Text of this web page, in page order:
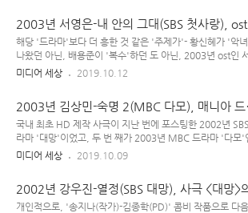
돼? 얼마 줄까~" / '줘도 안받아, 짜샤~' 드라마 과 뗄래야
없는 ost인 이현섭의 ~ "난 안되겠니?" 1초 전주 후 '다이렉
들이미는 첫소절'부터 강렬하다. 첫가사가 저래서 제목이
했었는데, 그 노래는 또 따로 있다. ost 중 조은의 는 "살~아
2003년 서영은-내 안의 그대(SBS 첫사랑),
왕의 2003년 투탑곡들
해당 '드라마'보다 더 흥한 것 같은 '주제가'- 황신혜가 '악
나왔던 아닌, 배용준이 '복수'하던 도 아닌, 2003년 ost인
은의 ~ 개인적으로, 영화 를 쓴 '고은님' 작가 드라마라 해서
이 훨씬 많은 (미대 조각 전공) 대학 교수(신성우)' 사랑하게
내용인 것 같았는데, 전반적인 극 전개가 '내 취향의 스토리
아니어서 초반에 좀 보다가 말았던 기억이~ ;; '고은님 작가
드라마는 좀 아니네유~' 하면서... 그치만 2003년 SBS 드라
미디어 세상 2019.10.12
2003년 김상민-숙명 2(MBC 다모), 매니아 드
마 끝판왕
국내 최초 HD 제작 사극이 지난 번에 포스팅한 2002년
라마 '대망'이었고, 두 번 째가 2003년 MBC 드라마 '다모'
걸로 알고 있다. 한 때 '다모 폐인'이었는데, 지금은 그 뜨거
꼈던 것과 달리, 최근 들어선 여주인공 '채옥(하지원)' 캐릭
그 단순(?)함과 솔직함이 맘에 들어온다. 그리고.. 다시 보
미디어 세상 2019.10.09
2002년 강우진-열정(SBS 대망), 사극 <대망>
모든 것
개인적으로, '송지나(작가)-김종학(PD)' 콤비 작품으로 다